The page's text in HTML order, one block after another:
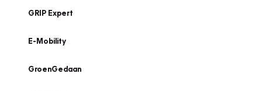
GRIP Expert
E-Mobility
GroenGedaan